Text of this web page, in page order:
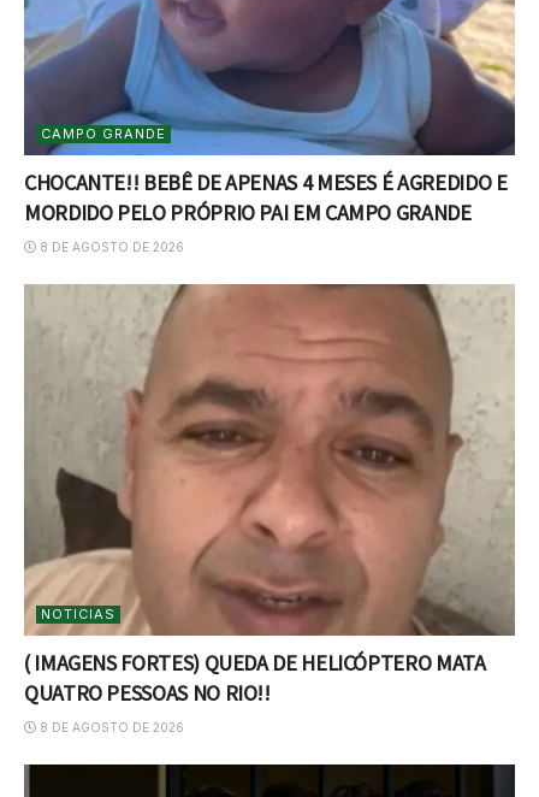
CAMPO GRANDE
CHOCANTE!! BEBÊ DE APENAS 4 MESES É AGREDIDO E
MORDIDO PELO PRÓPRIO PAI EM CAMPO GRANDE
8 DE AGOSTO DE 2026
NOTICIAS
( IMAGENS FORTES) QUEDA DE HELICÓPTERO MATA
QUATRO PESSOAS NO RIO!!
8 DE AGOSTO DE 2026